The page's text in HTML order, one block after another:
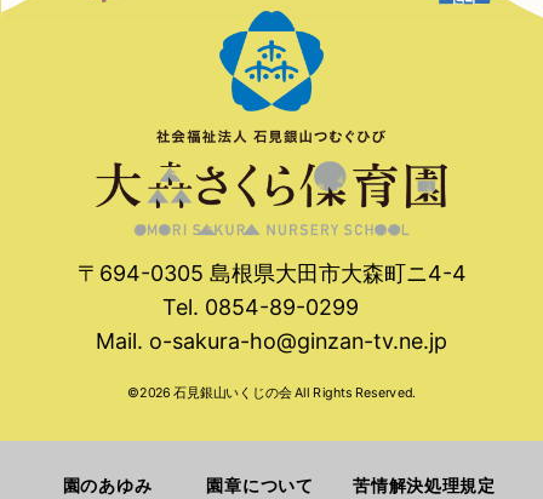
〒694-0305 島根県大田市大森町ニ4-4
Tel. 0854-89-0299
Mail. o-sakura-ho@ginzan-tv.ne.jp
©2026 石見銀山いくじの会 All Rights Reserved.
園のあゆみ 園章について 苦情解決処理規定